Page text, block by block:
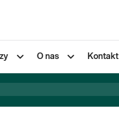
O nas Kontakt